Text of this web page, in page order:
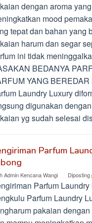
dengan aroma
mood
tepat dan bahan yang
harum dan segar
ini tidak
BEDANYA
YANG
Laundry Luxury
digunakan
yg sudah selesai
Parfum
Admin Kencana Wangi Diposting
Parfum
Parfum Laundry
pakaian